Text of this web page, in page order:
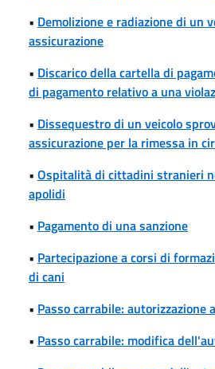
• Demolizione e radiazione di un
assicurazione
• Discarico della cartella di
di pagamento relativo a una
• Dissequestro di un veicolo
assicurazione per la rimessa in
• Ospitalità di cittadini stranieri
apolidi
• Pagamento di una sanzione
• Partecipazione a corsi di
di cani
• Passo carrabile: autorizzazione
• Passo carrabile: modifica